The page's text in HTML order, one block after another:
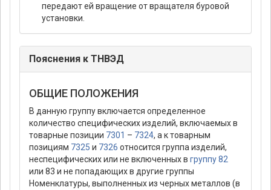
передают ей вращение от вращателя буровой
установки.
Пояснения к ТНВЭД
ОБЩИЕ ПОЛОЖЕНИЯ
В данную группу включается определенное
количество специфических изделий, включаемых в
товарные позиции 7301 – 7324, а к товарным
позициям 7325 и 7326 относится группа изделий,
неспецифических или не включенных в группу 82
или 83 и не попадающих в другие группы
Номенклатуры, выполненных из черных металлов (в